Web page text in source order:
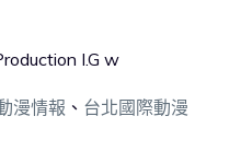
I.G w
漫情報 、 台北國際動漫